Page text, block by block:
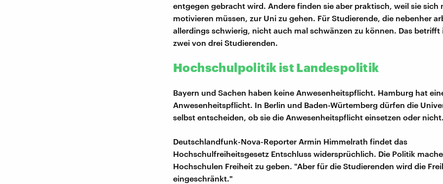
entgegen gebracht wird. Andere finden sie aber praktisch, weil sie sich
motivieren müssen, zur Uni zu gehen. Für Studierende, die nebenher
allerdings schwierig, nicht auch mal schwänzen zu können. Das betrifft
zwei von drei Studierenden.
Hochschulpolitik ist Landespolitik
Bayern und Sachen haben keine Anwesenheitspflicht. Hamburg hat
Anwesenheitspflicht. In Berlin und Baden-Würtemberg dürfen die
selbst entscheiden, ob sie die Anwesenheitspflicht einsetzen oder
Deutschlandfunk-Nova-Reporter Armin Himmelrath findet das
Hochschulfreiheitsgesetz Entschluss widersprüchlich. Die Politik
Hochschulen Freiheit zu geben. "Aber für die Studierenden wird die
eingeschränkt."